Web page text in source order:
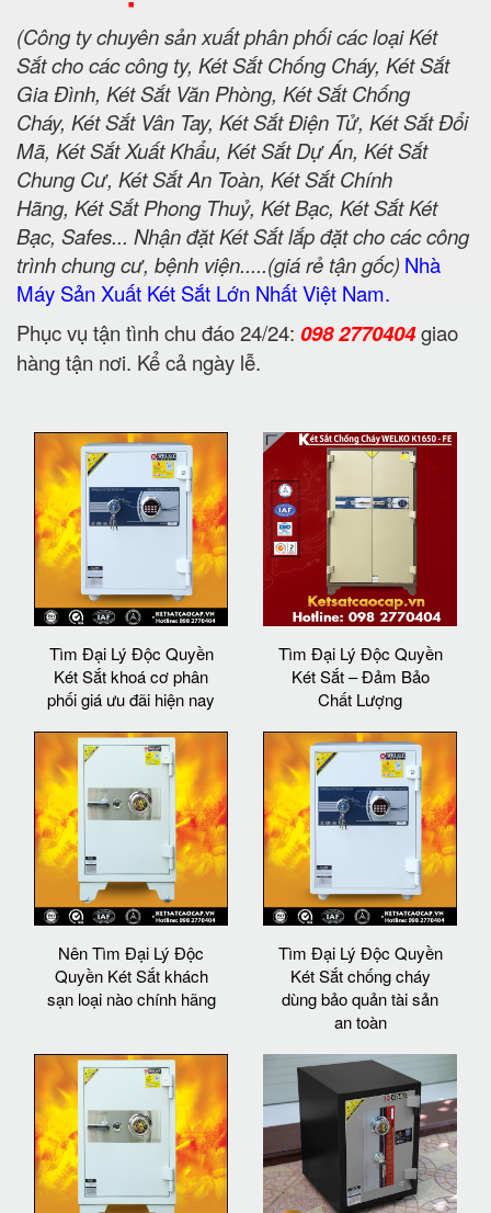
(Công ty chuyên sản xuất phân phối các loại Két
Sắt cho các công ty, Két Sắt Chống Cháy, Két Sắt
Gia Đình, Két Sắt Văn Phòng, Két Sắt Chống
Cháy, Két Sắt Vân Tay, Két Sắt Điện Tử, Két Sắt Đổi
Mã, Két Sắt Xuất Khẩu, Két Sắt Dự Án, Két Sắt
Chung Cư, Két Sắt An Toàn, Két Sắt Chính
Hãng, Két Sắt Phong Thuỷ, Két Bạc, Két Sắt Két
Bạc, Safes... Nhận đặt Két Sắt lắp đặt cho các công
trình chung cư, bệnh viện.....(giá rẻ tận gốc) Nhà
Máy Sản Xuất Két Sắt Lớn Nhất Việt Nam.
Phục vụ tận tình chu đáo 24/24: 098 2770404giao
hàng tận nơi. Kể cả ngày lễ.
Tìm Đại Lý Độc Quyền
Két Sắt khoá cơ phân
phối giá ưu đãi hiện nay
Tìm Đại Lý Độc Quyền
Két Sắt – Đảm Bảo
Chất Lượng
Nên Tìm Đại Lý Độc
Quyền Két Sắt khách
sạn loại nào chính hãng
Tìm Đại Lý Độc Quyền
Két Sắt chống cháy
dùng bảo quản tài sản
an toàn